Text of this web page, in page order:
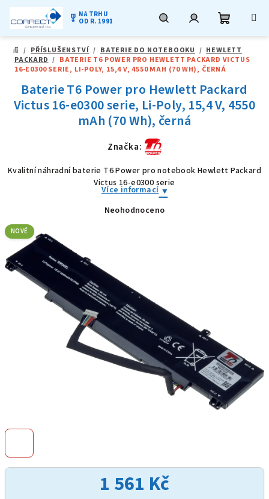
obsah
military_tech NA TRHU
OD R. 1991
košík
DOMŮ
/ PŘÍSLUŠENSTVÍ / BATERIE DO NOTEBOOKU / HEWLETT
PACKARD / BATERIE T6 POWER PRO HEWLETT PACKARD VICTUS
16-E0300 SERIE, LI-POLY, 15,4 V, 4550 MAH (70 WH), ČERNÁ
1 561 Kč
Baterie T6 Power pro Hewlett Packard
Victus 16-e0300 serie, Li-Poly, 15,4 V, 4550
mAh (70 Wh), černá
Značka:
Kvalitní náhradní baterie T6 Power pro notebook Hewlett Packard
Victus 16-e0300 serie
Více informací
Průměrné
hvězdiček.
Neohodnoceno
NOVÉ